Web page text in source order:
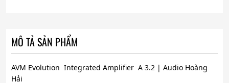
MÔ TẢ SẢN PHẨM
AVM Evolution Integrated Amplifier A 3.2 | Audio Hoàng
Hải